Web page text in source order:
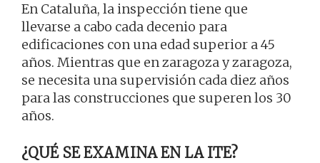
En Cataluña, la inspección tiene que
llevarse a cabo cada decenio para
edificaciones con una edad superior a 45
años. Mientras que en zaragoza y zaragoza,
se necesita una supervisión cada diez años
para las construcciones que superen los 30
años.
¿QUÉ SE EXAMINA EN LA ITE?